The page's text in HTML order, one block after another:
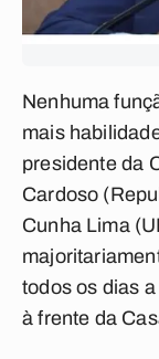
Nenhuma
mais
presidente da
Cardoso
Cunha Lima
todos os dias
à frente da